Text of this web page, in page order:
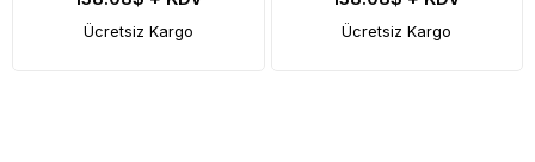
Ücretsiz Kargo Ücretsiz Kargo